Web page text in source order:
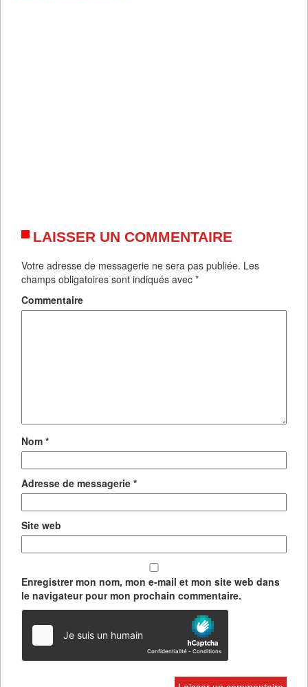
LAISSER UN COMMENTAIRE
Votre adresse de messagerie ne sera pas publiée. Les
champs obligatoires sont indiqués avec *
Commentaire
Nom *
Adresse de messagerie *
Site web
Enregistrer mon nom, mon e-mail et mon site web dans
le navigateur pour mon prochain commentaire.